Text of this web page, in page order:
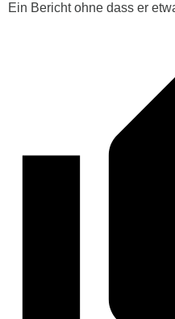
Ein Bericht ohne dass er